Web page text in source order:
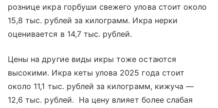
рознице икра горбуши свежего улова стоит около
15,8 тыс. рублей за килограмм. Икра нерки
оценивается в 14,7 тыс. рублей.
Цены на другие виды икры тоже остаются
высокими. Икра кеты улова 2025 года стоит
около 11,1 тыс. рублей за килограмм, кижуча —
12,6 тыс. рублей. На цену влияет более слабая